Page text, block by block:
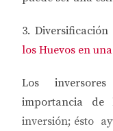
3.
los Huevos en
Los
importancia de
inversión; ésto